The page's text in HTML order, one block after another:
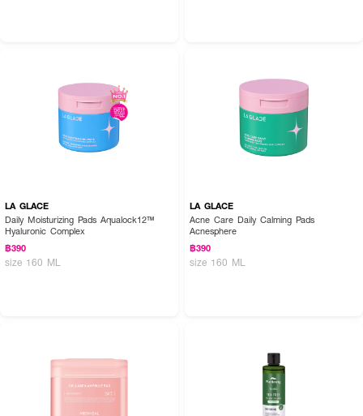
LA GLACE
Daily Moisturizing Pads Aqualock12™
Hyaluronic Complex
฿390
size 160 ML
LA GLACE
Acne Care Daily Calming Pads
Acnesphere
฿390
size 160 ML